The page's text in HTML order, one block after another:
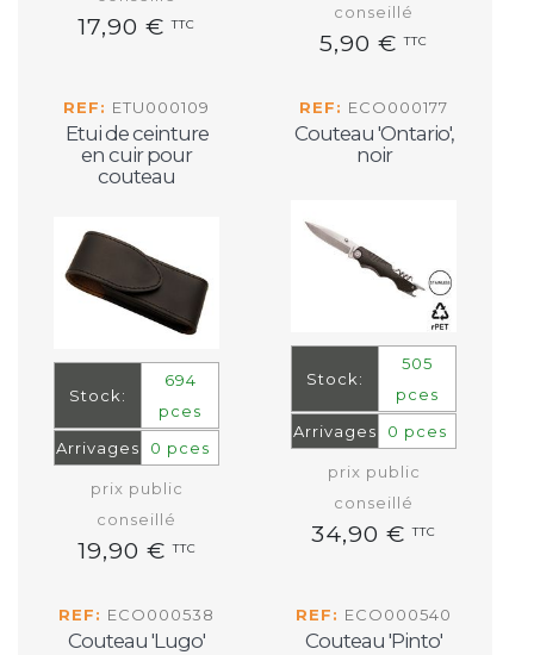
17,90 €TTC
conseillé
5,90 €TTC
REF: ETU000109
Etui de ceinture
en cuir pour
couteau
Stock:
694
pces
Arrivages
0 pces
prix public
conseillé
19,90 €TTC
REF: ECO000177
Couteau 'Ontario',
noir
Stock:
505
pces
Arrivages
0 pces
prix public
conseillé
34,90 €TTC
REF: ECO000538
Couteau 'Lugo'
REF: ECO000540
Couteau 'Pinto'